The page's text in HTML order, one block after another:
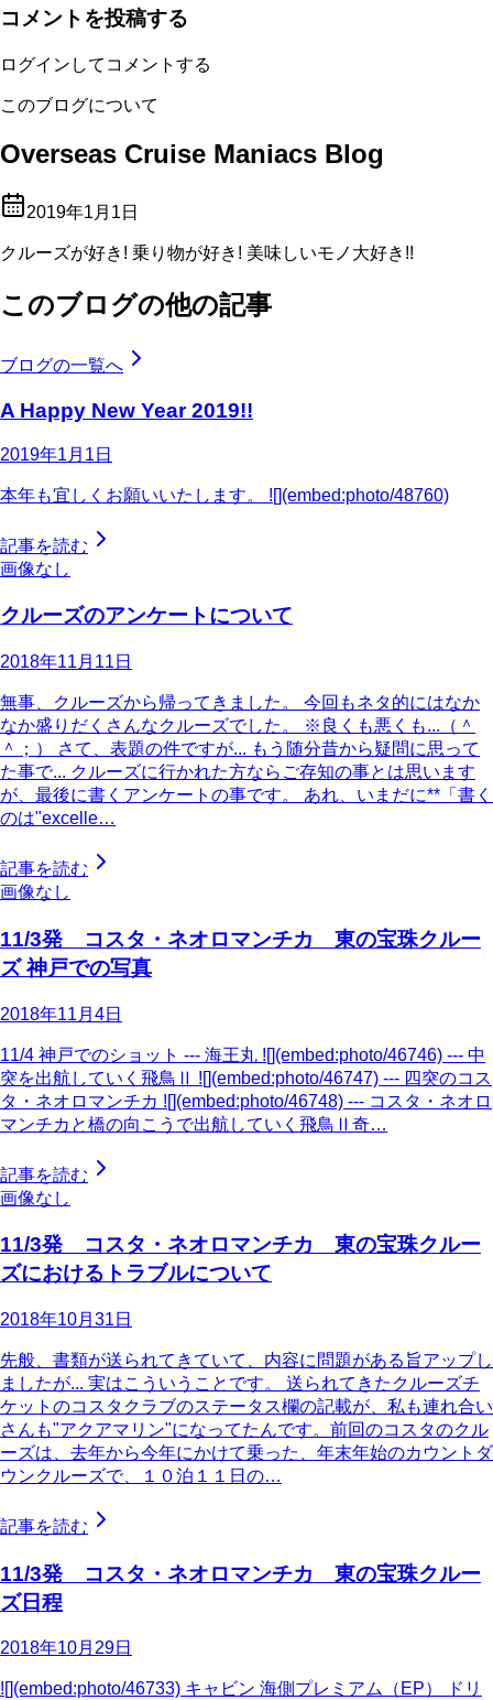
コメントを投稿する
ログインしてコメントする
このブログについて
Overseas Cruise Maniacs Blog
2019年1月1日
クルーズが好き! 乗り物が好き! 美味しいモノ大好き!!
このブログの他の記事
ブログの一覧へ
A Happy New Year 2019!!
2019年1月1日
本年も宜しくお願いいたします。 ![](embed:photo/48760)
記事を読む
画像なし
クルーズのアンケートについて
2018年11月11日
無事、クルーズから帰ってきました。 今回もネタ的にはなか
なか盛りだくさんなクルーズでした。 ※良くも悪くも...（＾
＾；） さて、表題の件ですが... もう随分昔から疑問に思って
た事で... クルーズに行かれた方ならご存知の事とは思います
が、最後に書くアンケートの事です。 あれ、いまだに**「書く
のは"excelle…
記事を読む
画像なし
11/3発 コスタ・ネオロマンチカ 東の宝珠クルー
ズ 神戸での写真
2018年11月4日
11/4 神戸でのショット --- 海王丸 ![](embed:photo/46746) --- 中
突を出航していく飛鳥Ⅱ ![](embed:photo/46747) --- 四突のコス
タ・ネオロマンチカ ![](embed:photo/46748) --- コスタ・ネオロ
マンチカと橋の向こうで出航していく飛鳥Ⅱ奇…
記事を読む
画像なし
11/3発 コスタ・ネオロマンチカ 東の宝珠クルー
ズにおけるトラブルについて
2018年10月31日
先般、書類が送られてきていて、内容に問題がある旨アップし
ましたが... 実はこういうことです。 送られてきたクルーズチ
ケットのコスタクラブのステータス欄の記載が、私も連れ合い
さんも"アクアマリン"になってたんです。前回のコスタのクル
ーズは、去年から今年にかけて乗った、年末年始のカウントダ
ウンクルーズで、１０泊１１日の…
記事を読む
11/3発 コスタ・ネオロマンチカ 東の宝珠クルー
ズ日程
2018年10月29日
![](embed:photo/46733) キャビン 海側プレミアム（EP） ドリ